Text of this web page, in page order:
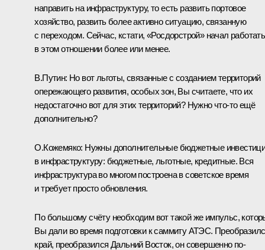
направить на инфраструктуру, то есть развить портовое
хозяйство, развить более активно ситуацию, связанную
с переходом. Сейчас, кстати, «Росдорстрой» начал работать
в этом отношении более или менее.
В.Путин: Но вот льготы, связанные с созданием территорий
опережающего развития, особых зон, Вы считаете, что их
недостаточно вот для этих территорий? Нужно что-то ещё
дополнительно?
О.Кожемяко: Нужны дополнительные бюджетные
в инфраструктуру: бюджетные, льготные, кредитные. Вся
инфраструктура во многом построена в советское время
и требует просто обновления.
По большому счёту необходим вот такой же импульс,
Вы дали во время подготовки к саммиту АТЭС.
край, преобразился Дальний Восток, он совершенно по-